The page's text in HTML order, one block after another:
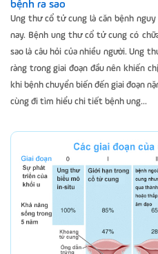
bệnh ra sao
Ung thư cổ tử cung là căn bệnh
nay. Bệnh ung thư cổ tử cung có
sao là câu hỏi của nhiều người. Ung
ràng trong giai đoạn đầu nên khiến
khi bệnh chuyển biến đến giai đoạn
cùng đi tìm hiểu chi tiết bệnh ung...